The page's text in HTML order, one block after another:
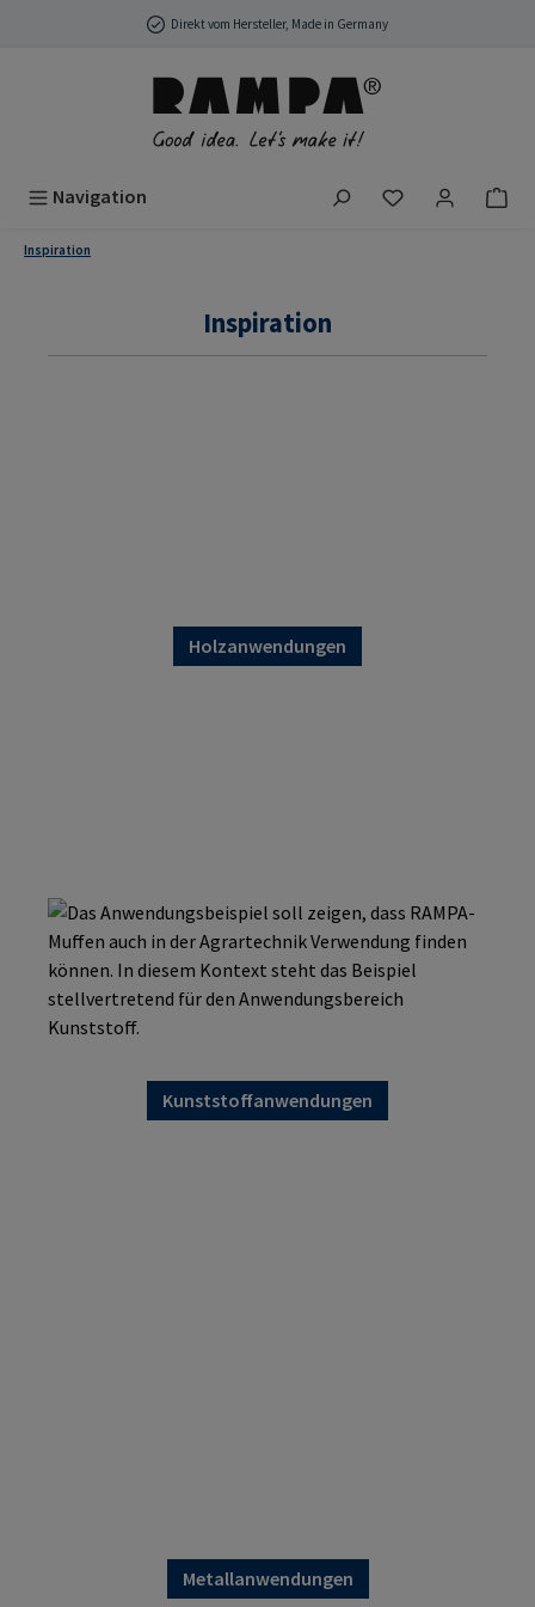
Zum Hauptinhalt springenDirekt vom Hersteller, Made in Germany
Navigation Du hast 0
Inspiration
Inspiration
Holzanwendungen
Kunststoffanwendungen
Metallanwendungen